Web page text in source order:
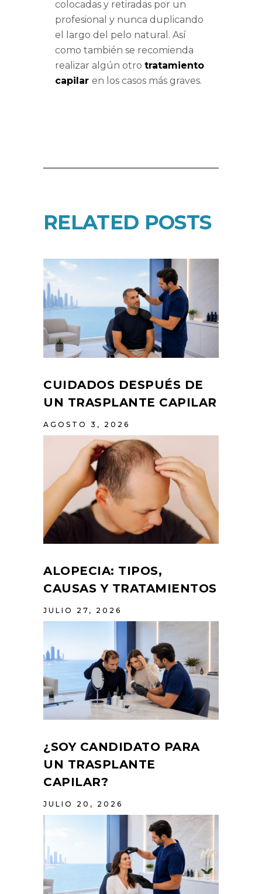
colocadas y retiradas por un
profesional y nunca duplicando
el largo del pelo natural. Así
como también se recomienda
realizar algún otro tratamiento
capilar en los casos más graves.
RELATED POSTS
CUIDADOS DESPUÉS DE
UN TRASPLANTE CAPILAR
AGOSTO 3, 2026
ALOPECIA: TIPOS,
CAUSAS Y TRATAMIENTOS
JULIO 27, 2026
¿SOY CANDIDATO PARA
UN TRASPLANTE
CAPILAR?
JULIO 20, 2026